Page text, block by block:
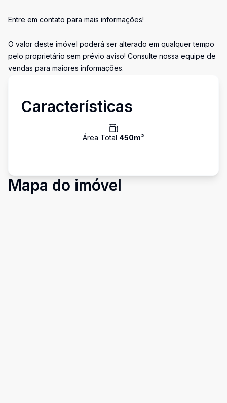
Entre em contato para mais informações!
O valor deste imóvel poderá ser alterado em qualquer tempo
pelo proprietário sem prévio aviso! Consulte nossa equipe de
vendas para maiores informações.
Características
Área Total 450m²
Mapa do imóvel